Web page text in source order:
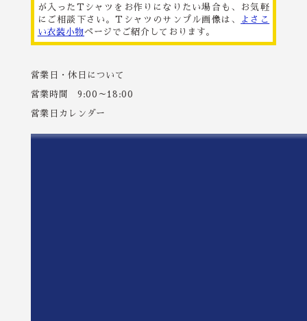
が入ったTシャツをお作りになりたい場合も、お気軽
にご相談下さい。Tシャツのサンプル画像は、
よさこ
い衣装小物ページでご紹介しております。
営業日・休日について
営業時間 9:00～18:00
営業日カレンダー